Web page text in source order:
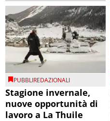
PUBBLIREDAZIONALI
Stagione invernale,
nuove opportunità di
lavoro a La Thuile